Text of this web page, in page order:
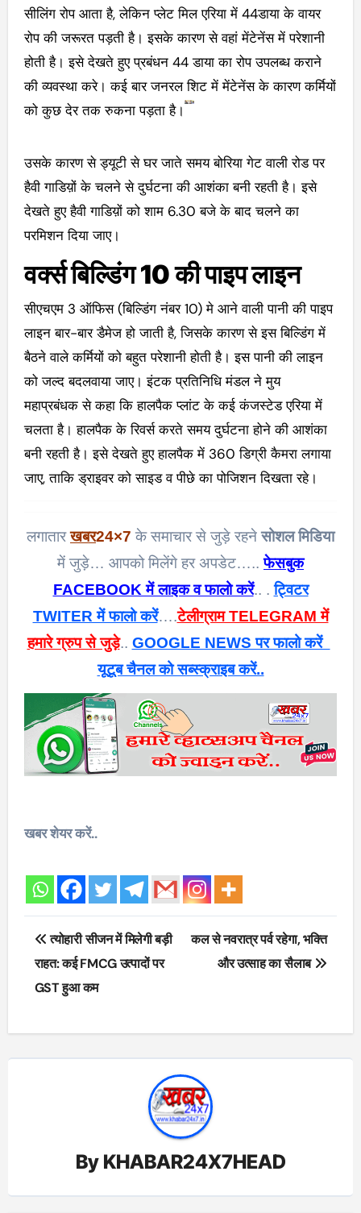
सीलिंग रोप आता है, लेकिन प्लेट मिल एरिया में 44डाया के वायर
रोप की जरूरत पड़ती है। इसके कारण से वहां मेंटेनेंस में परेशानी
होती है। इसे देखते हुए प्रबंधन 44 डाया का रोप उपलब्ध कराने
की व्यवस्था करे। कई बार जनरल शिट में मेंटेनेंस के कारण कर्मियों
को कुछ देर तक रुकना पड़ता है।
उसके कारण से ड्यूटी से घर जाते समय बोरिया गेट वाली रोड पर
हैवी गाडिय़ों के चलने से दुर्घटना की आशंका बनी रहती है।इसे
देखते हुए हैवी गाडिय़ों को शाम 6.30 बजे के बाद चलने का
परमिशन दिया जाए।
वर्क्स बिल्डिंग 10 की पाइप लाइन
सीएचएम 3 ऑफिस (बिल्डिंग नंबर 10) मे आने वाली पानी की पाइप
लाइन बार-बार डैमेज हो जाती है, जिसके कारण से इस बिल्डिंग में
बैठने वाले कर्मियों को बहुत परेशानी होती है। इस पानी की लाइन
को जल्द बदलवाया जाए। इंटक प्रतिनिधि मंडल ने मुय
महाप्रबंधक से कहा कि हालपैक प्लांट के कई कंजस्टेड एरिया में
चलता है। हालपैक के रिवर्स करते समय दुर्घटना होने की आशंका
बनी रहती है। इसे देखते हुए हालपैक में 360 डिग्री कैमरा लगाया
जाए, ताकि ड्राइवर को साइड व पीछे का पोजिशन दिखता रहे।
लगातारखबर24×7 के समाचार से जुड़े रहनेसोशल मिडिया
में जुड़े… आपको मिलेंगे हर अपडेट…..फेसबुक
FACEBOOK में लाइक व फालो करें.. .ट्विटर
TWITER में फालो करें….टेलीग्राम TELEGRAM में
हमारे ग्रुप से जुड़े.. GOOGLE NEWS पर फालो करें
यूटूब चैनल को सब्स्क्राइब करें..
खबर शेयर करें..
Post
navigation
त्योहारी सीजन में मिलेगी बड़ी
राहत: कई FMCG उत्पादों पर
GST हुआ कम
कल से नवरात्र पर्व रहेगा, भक्ति
और उत्साह का सैलाब
By KHABAR24X7HEAD